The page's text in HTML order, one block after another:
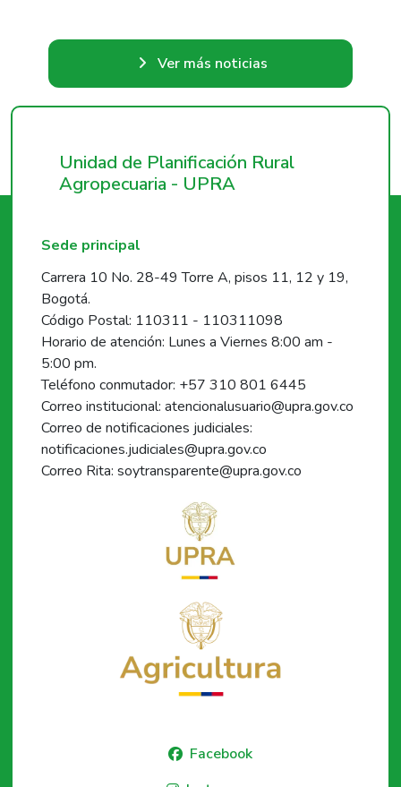
Ver más noticias
Unidad de Planificación Rural
Agropecuaria - UPRA
Sede principal
Carrera 10 No. 28-49 Torre A, pisos 11, 12 y 19,
Bogotá.
Código Postal: 110311 - 110311098
Horario de atención: Lunes a Viernes 8:00 am -
5:00 pm.
Teléfono conmutador: +57 310 801 6445
Correo institucional: atencionalusuario@upra.gov.co
Correo de notificaciones judiciales:
notificaciones.judiciales@upra.gov.co
Correo Rita: soytransparente@upra.gov.co
Facebook